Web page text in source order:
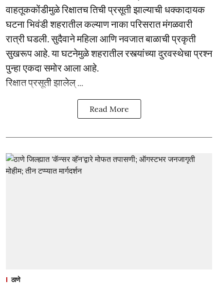
वाहतूककोंडीमुळे रिक्षातच तिची प्रसूती झाल्याची धक्कादायक
घटना भिवंडी शहरातील कल्याण नाका परिसरात मंगळवारी
रात्री घडली. सुदैवाने महिला आणि नवजात बाळाची प्रकृती
सुखरूप आहे. या घटनेमुळे शहरातील रस्त्यांच्या दुरवस्थेचा प्रश्न
पुन्हा एकदा समोर आला आहे.
रिक्षात प्रसूती झालेल् ...
Read More
ठाणे